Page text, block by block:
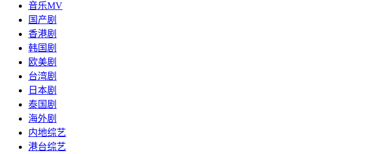
音乐MV
国产剧
香港剧
韩国剧
欧美剧
台湾剧
日本剧
泰国剧
海外剧
内地综艺
港台综艺